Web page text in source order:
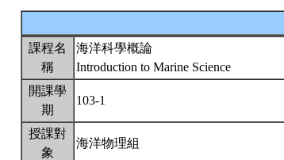
課程名
稱
海洋科學概論
Introduction to Marine Science
開課學
期
103-1
授課對
象
海洋物理組